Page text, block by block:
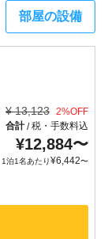
部屋の設備
¥ 13,123 2%OFF
合計/税・手数料込
¥12,884〜
1泊1名あたり¥6,442〜